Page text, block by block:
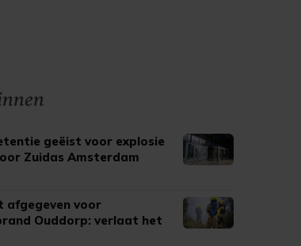
geëist voor explosie
Zuidas Amsterdam
afgegeven voor
Ouddorp: verlaat het